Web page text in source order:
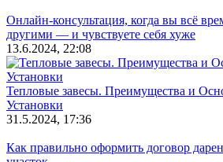
Онлайн-консультация, когда вы всё
другими — и чувствуете себя хуже
13.6.2024, 22:08
Тепловые завесы. Преимущества и
Установки
31.5.2024, 17:36
Как правильно оформить договор